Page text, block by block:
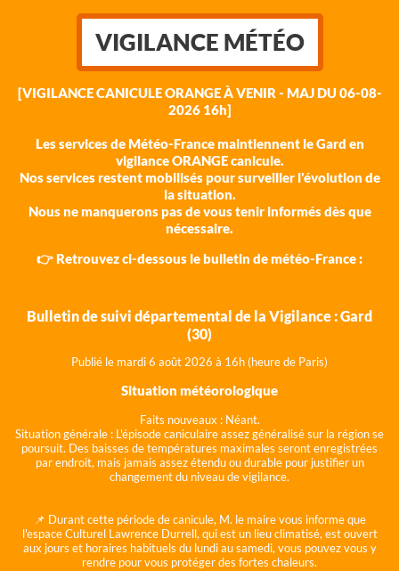
VIGILANCE MÉTÉO
[VIGILANCE CANICULE ORANGE À VENIR - MAJ DU 06-08-
2026 16h]
Les services de Météo-France maintiennent le Gard en
vigilance ORANGE canicule.
Nos services restent mobilisés pour surveiller l'évolution de
la situation.
Nous ne manquerons pas de vous tenir informés dès que
nécessaire.
👉 Retrouvez ci-dessous le bulletin de météo-France :
Bulletin de suivi départemental de la Vigilance : Gard
(30)
Publié le mardi 6 août 2026 à 16h (heure de Paris)
Situation météorologique
Faits nouveaux : Néant.
Situation générale : L'épisode caniculaire assez généralisé sur la région se
poursuit. Des baisses de températures maximales seront enregistrées
par endroit, mais jamais assez étendu ou durable pour justifier un
changement du niveau de vigilance.
📌 Durant cette période de canicule, M. le maire vous informe que
l'espace Culturel Lawrence Durrell, qui est un lieu climatisé, est ouvert
aux jours et horaires habituels du lundi au samedi, vous pouvez vous y
rendre pour vous protéger des fortes chaleurs.